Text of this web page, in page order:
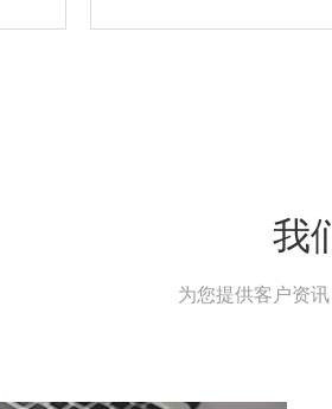
我
为您提供客户资